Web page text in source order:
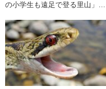
の小学生も遠足で登る里山」で
元”